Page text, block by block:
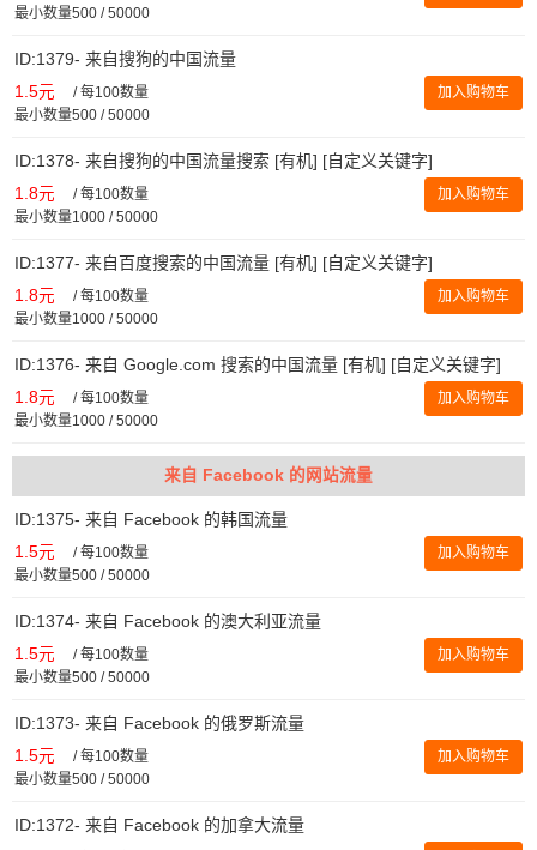
最小数量500 / 50000
ID:1379- 来自搜狗的中国流量
1.5元 /每100数量
最小数量500 / 50000
加入购物车
ID:1378- 来自搜狗的中国流量搜索 [有机] [自定义关键字]
1.8元 /每100数量
最小数量1000 / 50000
加入购物车
ID:1377- 来自百度搜索的中国流量 [有机] [自定义关键字]
1.8元 /每100数量
最小数量1000 / 50000
加入购物车
ID:1376- 来自 Google.com 搜索的中国流量 [有机] [自定义关键字]
1.8元 /每100数量
最小数量1000 / 50000
加入购物车
来自 Facebook 的网站流量
ID:1375- 来自 Facebook 的韩国流量
1.5元 /每100数量
最小数量500 / 50000
加入购物车
ID:1374- 来自 Facebook 的澳大利亚流量
1.5元 /每100数量
最小数量500 / 50000
加入购物车
ID:1373- 来自 Facebook 的俄罗斯流量
1.5元 /每100数量
最小数量500 / 50000
加入购物车
ID:1372- 来自 Facebook 的加拿大流量